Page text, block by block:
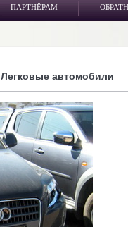
ПАРТНЁРАМ
Легковые автомобили